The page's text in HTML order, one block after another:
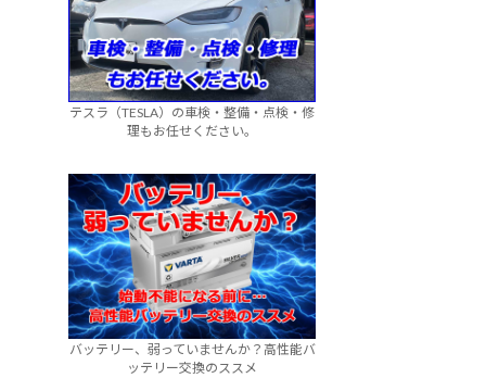
テスラ（TESLA）の車検・整備・点検・修
理もお任せください。
バッテリー、弱っていませんか？高性能バ
ッテリー交換のススメ